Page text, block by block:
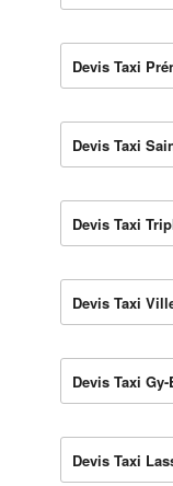
Devis Taxi
Devis Taxi
Devis Taxi
Devis Taxi
Devis Taxi
Devis Taxi